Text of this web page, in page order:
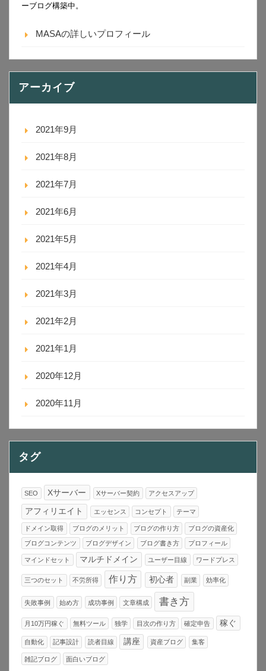
ーブログ構築中。
MASAの詳しいプロフィール
アーカイブ
2021年9月
2021年8月
2021年7月
2021年6月
2021年5月
2021年4月
2021年3月
2021年2月
2021年1月
2020年12月
2020年11月
タグ
SEO Xサーバー Xサーバー契約 アクセスアップ
アフィリエイト エッセンス コンセプト テーマ
ドメイン取得 ブログのメリット ブログの作り方 ブログの資産化
ブログコンテンツ ブログデザイン ブログ書き方 プロフィール
マインドセット マルチドメイン ユーザー目線 ワードプレス
三つのセット 不労所得 作り方 初心者 副業 効率化
失敗事例 始め方 成功事例 文章構成 書き方
月10万円稼ぐ 無料ツール 独学 目次の作り方 確定申告 稼ぐ
自動化 記事設計 読者目線 講座 資産ブログ 集客
雑記ブログ 面白いブログ